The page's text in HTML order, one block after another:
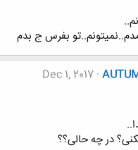
بفرس ج بدم
Dec 1, 2017
در چه حالی؟؟